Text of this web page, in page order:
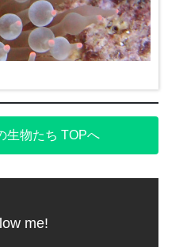
生物たち TOPへ
me!